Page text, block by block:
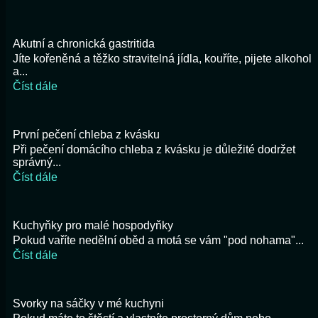
Akutní a chronická gastritida
Jíte kořeněná a těžko stravitelná jídla, kouříte, pijete alkohol
a...
Číst dále
První pečení chleba z kvásku
Při pečení domácího chleba z kvásku je důležité dodržet
správný...
Číst dále
Kuchyňky pro malé hospodyňky
Pokud vaříte nedělní oběd a motá se vám "pod nohama"...
Číst dále
Svorky na sáčky v mé kuchyni